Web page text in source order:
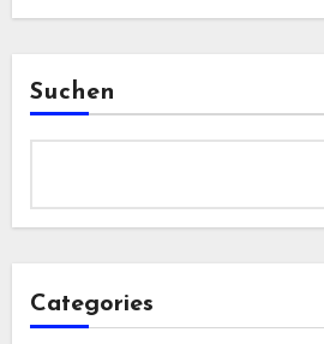
Suchen
Categories